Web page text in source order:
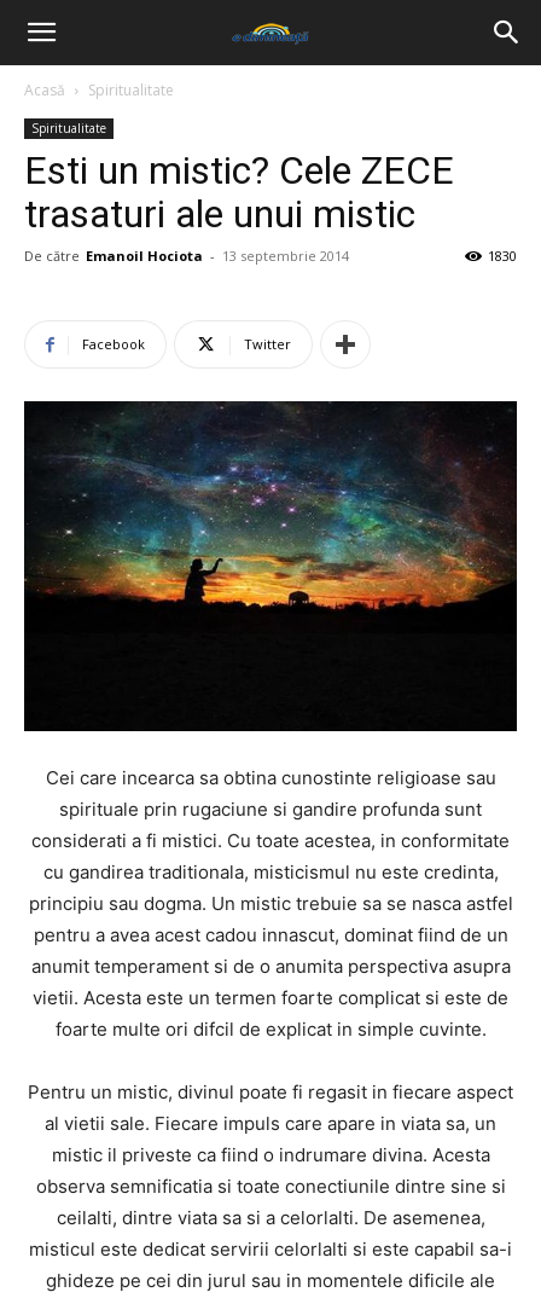
Acasă Spiritualitate
Spiritualitate
Esti un mistic? Cele ZECE
trasaturi ale unui mistic
De către Emanoil Hociota - 13 septembrie 2014 1830
Facebook Twitter
Cei care incearca sa obtina cunostinte religioase sau
spirituale prin rugaciune si gandire profunda sunt
considerati a fi mistici. Cu toate acestea, in conformitate
cu gandirea traditionala, misticismul nu este credinta,
principiu sau dogma. Un mistic trebuie sa se nasca astfel
pentru a avea acest cadou innascut, dominat fiind de un
anumit temperament si de o anumita perspectiva asupra
vietii. Acesta este un termen foarte complicat si este de
foarte multe ori difcil de explicat in simple cuvinte.
Pentru un mistic, divinul poate fi regasit in fiecare aspect
al vietii sale. Fiecare impuls care apare in viata sa, un
mistic il priveste ca fiind o indrumare divina. Acesta
observa semnificatia si toate conectiunile dintre sine si
ceilalti, dintre viata sa si a celorlalti. De asemenea,
misticul este dedicat servirii celorlalti si este capabil sa-i
ghideze pe cei din jurul sau in momentele dificile ale